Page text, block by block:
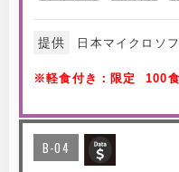
提供 日本マイクロソ
※軽食付き：限定 100食
B-04